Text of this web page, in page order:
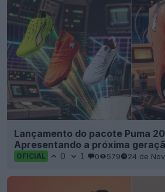
Lançamento do pacote Puma
Apresentando a próxima
OFICIAL 0 1 0 579 24 de